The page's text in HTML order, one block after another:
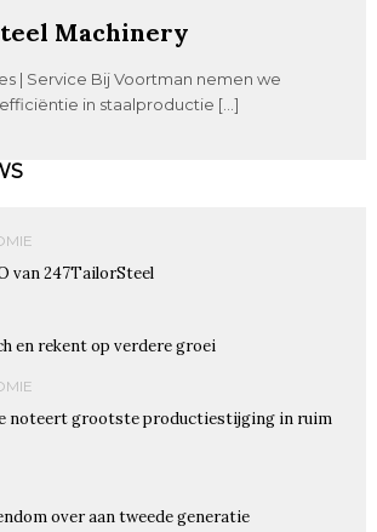
Machinery
| Service Bij Voortman nemen we
in staalproductie […]
van 247TailorSteel
en rekent op verdere groei
noteert grootste productiestijging in ruim
over aan tweede generatie